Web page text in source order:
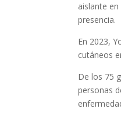
aislante
presencia.
En 2023,
cutáneos
De los 75
personas